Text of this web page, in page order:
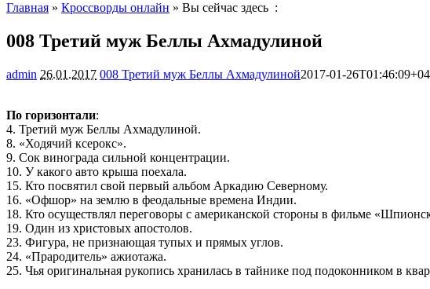
Главная » Кроссворды онлайн » Вы сейчас здесь :
008 Третий муж Беллы Ахмадулиной
admin 26.01.2017 008 Третий муж Беллы Ахмадулиной2017-01-
По горизонтали:
4. Третий муж Беллы Ахмадулиной.
8. «Ходячий ксерокс».
9. Сок винограда сильной концентрации.
10. У какого авто крыша поехала.
15. Кто посвятил свой первый альбом Аркадию Северному.
16. «Офшор» на землю в феодальные времена Индии.
18. Кто осуществлял переговоры с американской стороны в фильме
19. Один из христовых апостолов.
23. Фигура, не признающая тупых и прямых углов.
24. «Прародитель» ажиотажа.
25. Чья оригинальная рукопись хранилась в тайнике под подоконником в